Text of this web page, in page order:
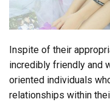
Inspite of their
incredibly friendly and
oriented individuals
relationships within